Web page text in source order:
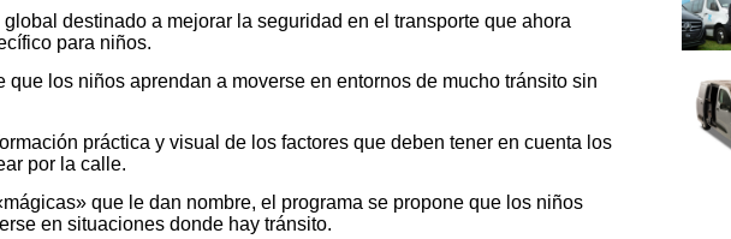
destinado a mejorar la seguridad en el transporte que ahora
para niños.
que los niños aprendan a moverse en entornos de mucho tránsito sin
práctica y visual de los factores que deben tener en cuenta los
por la calle.
que le dan nombre, el programa se propone que los niños
en situaciones donde hay tránsito.